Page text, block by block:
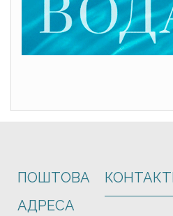
ПОШТОВА
АДРЕСА